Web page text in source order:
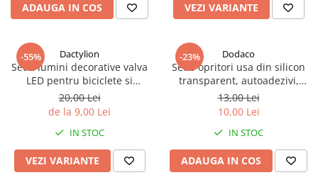
ADAUGA IN COS VEZI VARIANTE
-55% Dactylion
Set 2 lumini decorative valva
LED pentru biciclete si
autoturisme, lumina dinamica
colorata, vizibilitate crescuta,
montaj rapid
20,00 Lei
de la 9,00 Lei
IN STOC
VEZI VARIANTE
-23% Dodaco
Set 6 opritori usa din silicon
transparent, autoadezivi,
antizgomot, protectie pereti si
mobilier, diametru 40 mm,
grosime 8 mm
13,00 Lei
10,00 Lei
IN STOC
ADAUGA IN COS